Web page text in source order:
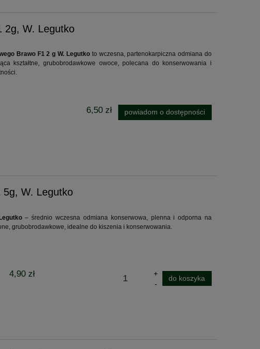
2g, W. Legutko
Brawo F1 2 g W. Legutkoto wczesna, partenokarpiczna odmiana do
kształtne, grubobrodawkowe owoce, polecana do konserwowania i
6,50 zł powiadom o dostępności
5g, W. Legutko
– średnio wczesna odmiana konserwowa, plenna i odporna na
grubobrodawkowe, idealne do kiszenia i konserwowania.
4,90 zł do koszyka